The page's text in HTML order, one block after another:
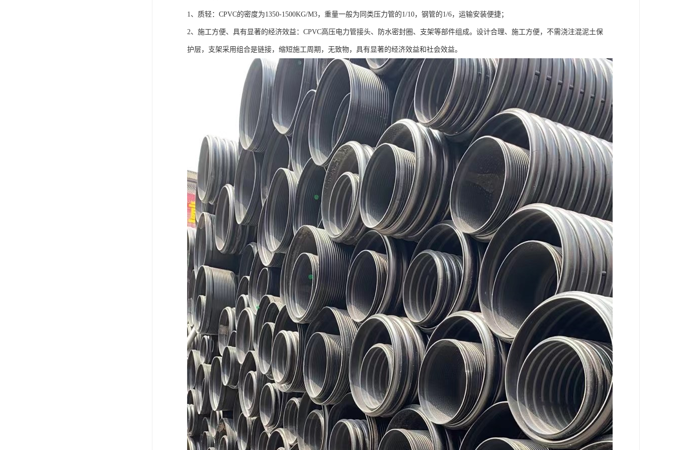
1、质轻：CPVC的密度为1350-1500KG/M3，重量一般为同类压力管的1/10，钢管的1/6，运输安装便捷；
2、施工方便、具有显著的经济效益：CPVC高压电力管接头、防水密封圈、支架等部件组成。设计合理、施工方便，不需浇注混泥土保
护层，支架采用组合是链接，缩短施工周期，无致物，具有显著的经济效益和社会效益。